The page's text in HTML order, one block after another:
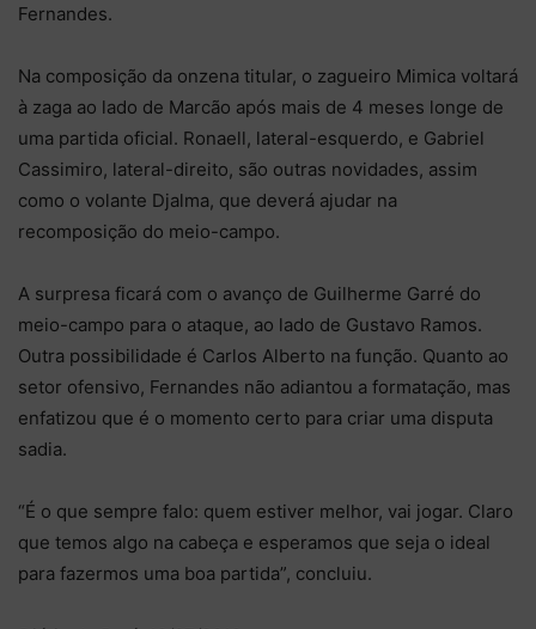
Fernandes.
Na composição da onzena titular, o zagueiro Mimica voltará
à zaga ao lado de Marcão após mais de 4 meses longe de
uma partida oficial. Ronaell, lateral-esquerdo, e Gabriel
Cassimiro, lateral-direito, são outras novidades, assim
como o volante Djalma, que deverá ajudar na
recomposição do meio-campo.
A surpresa ficará com o avanço de Guilherme Garré do
meio-campo para o ataque, ao lado de Gustavo Ramos.
Outra possibilidade é Carlos Alberto na função. Quanto ao
setor ofensivo, Fernandes não adiantou a formatação, mas
enfatizou que é o momento certo para criar uma disputa
sadia.
“É o que sempre falo: quem estiver melhor, vai jogar. Claro
que temos algo na cabeça e esperamos que seja o ideal
para fazermos uma boa partida”, concluiu.